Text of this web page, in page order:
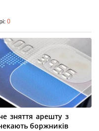
0
зняття арешту з
боржників